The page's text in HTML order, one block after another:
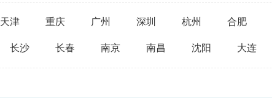
天津 重庆 广州 深圳 杭州 合肥
长沙 长春 南京 南昌 沈阳 大连